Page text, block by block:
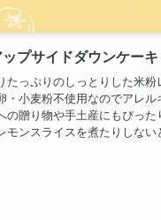
プサイドダウンケーキ
たっぷりのしっとりした米粉
・小麦粉不使用なのでアレ
の贈り物や手土産にもぴった
モンスライスを煮たりしない